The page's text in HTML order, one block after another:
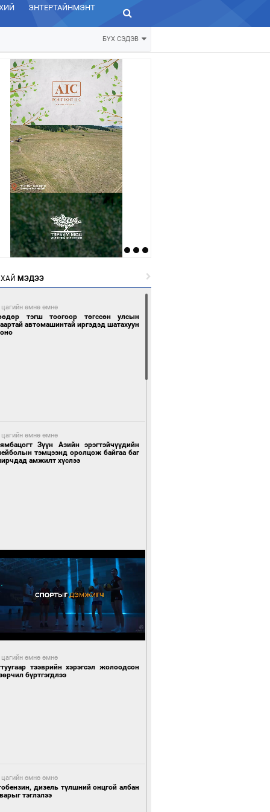
ЭНТЕРТАЙНМЭНТ ЗУРХАЙ
БҮХ СЭДЭВ
МЭДЭЭ
цагийн өмнө өмнө
тэгш тоогоор төгссөн улсын
автомашинтай иргэдэд шатахуун
цагийн өмнө өмнө
Зүүн Азийн эрэгтэйчүүдийн
тэмцээнд оролцож байгаа баг
амжилт хүслээ
цагийн өмнө өмнө
тээврийн хэрэгсэл жолоодсон
бүртгэгдлээ
цагийн өмнө өмнө
дизель түлшний онцгой албан
тэглэлээ